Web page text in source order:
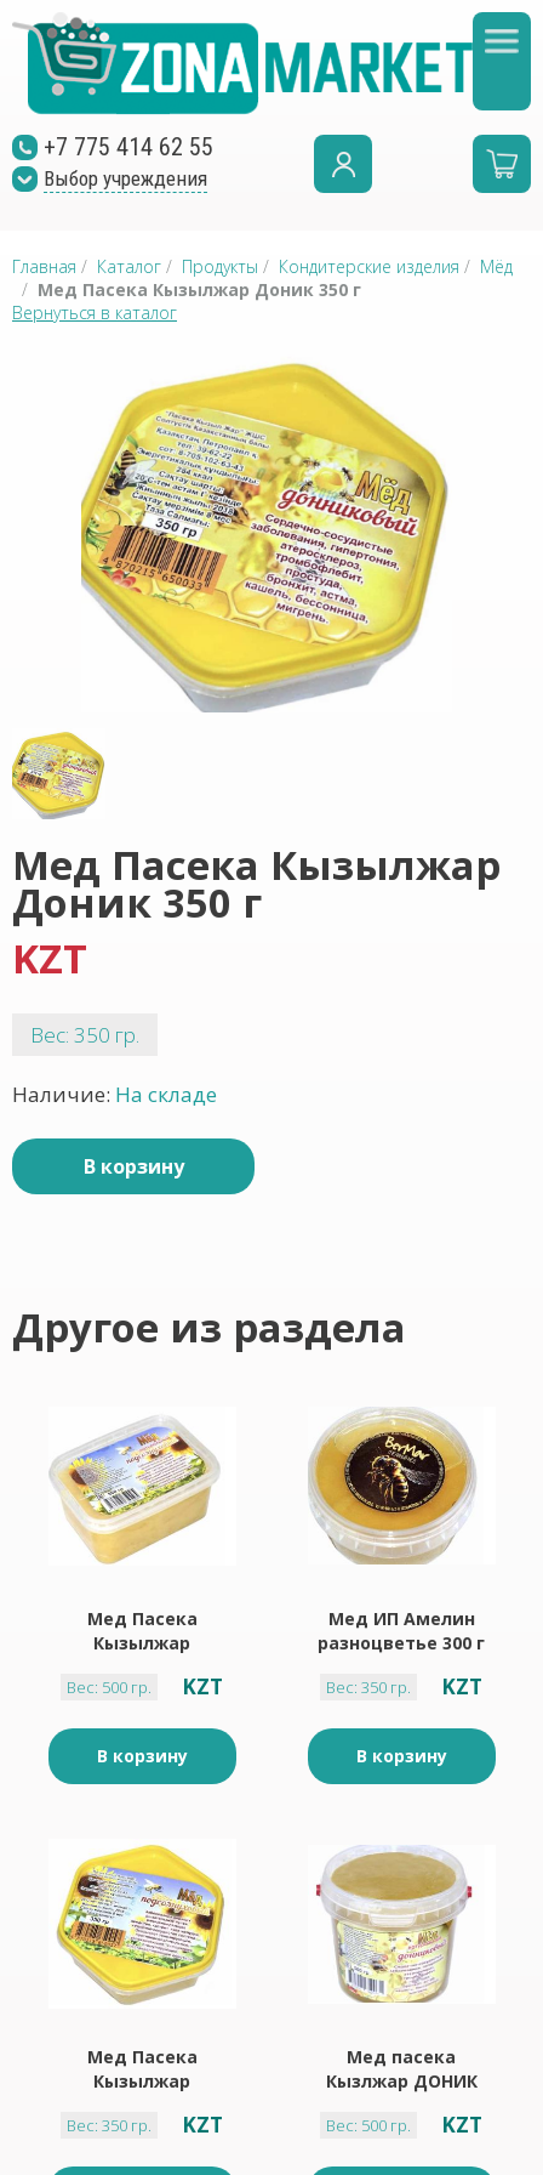
+7 775 414 62 55
Выбор учреждения
Главная / Каталог / Продукты / Кондитерские изделия / Мёд
/ Мед Пасека Кызылжар Доник 350 г
Вернуться в каталог
Мед Пасека Кызылжар
Доник 350 г
KZT
Вес: 350 гр.
Наличие: На складе
В корзину
Другое из раздела
Мед Пасека
Кызылжар
Вес: 500 гр. KZT
В корзину
Мед ИП Амелин
разноцветье 300 г
Вес: 350 гр. KZT
В корзину
Мед Пасека
Кызылжар
Вес: 350 гр. KZT
Мед пасека
Кызлжар ДОНИК
Вес: 500 гр. KZT